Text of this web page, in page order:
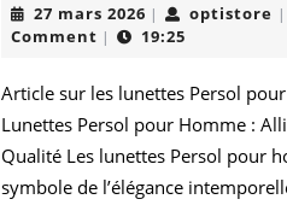
:
27 mars 2026 27
mars
| optistore |
Comment | 19:25
Article sur les lunettes Persol
Lunettes Persol pour Homme :
Qualité Les lunettes Persol pour
symbole de l’élégance